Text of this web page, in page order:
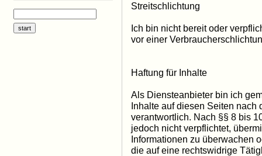
Streitschlichtung
Ich bin nicht bereit oder
vor einer
Haftung für Inhalte
Als Diensteanbieter bin ich
Inhalte auf diesen Seiten nach
verantwortlich. Nach §§ 8 bis
jedoch nicht verpflichtet,
Informationen zu überwachen
die auf eine rechtswidrige